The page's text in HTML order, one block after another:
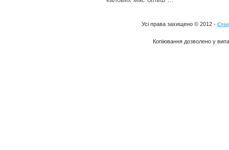
Усі права захищено © 2012 -
Копіювання дозволено у